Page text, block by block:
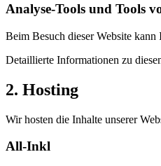
Analyse-Tools und Tools
Beim Besuch dieser Website
Detaillierte Informationen zu
2. Hosting
Wir hosten die Inhalte unserer
All-Inkl